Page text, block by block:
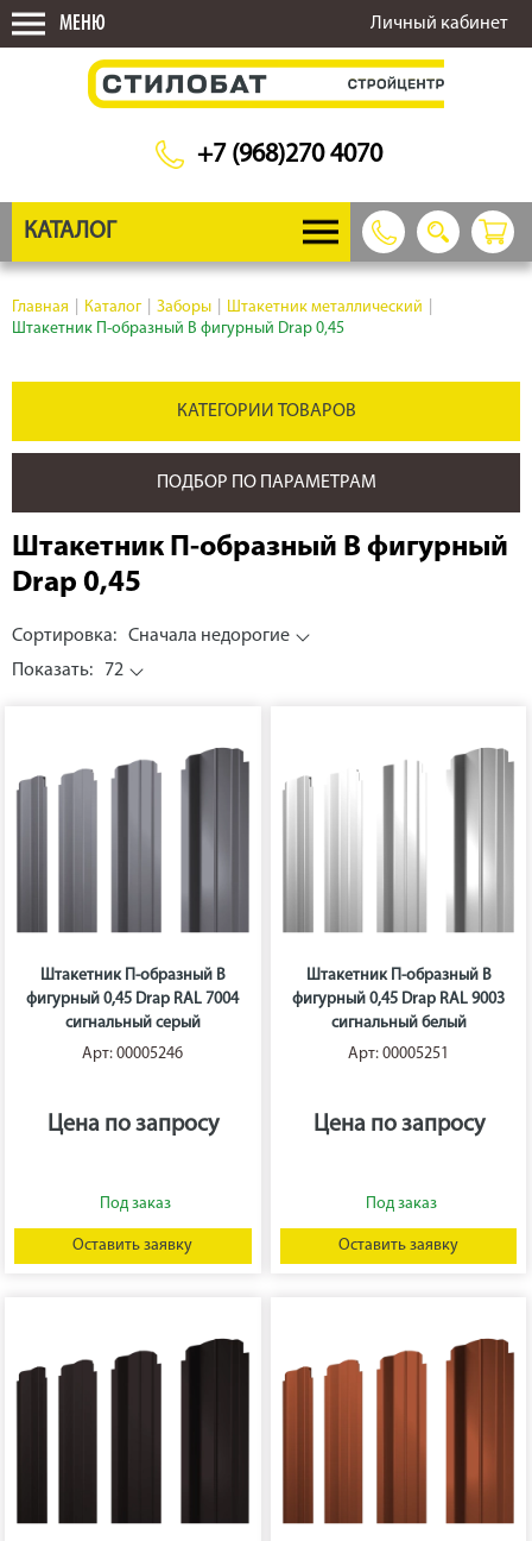
МЕНЮ Личный кабинет
+7 (968)270 4070
КАТАЛОГ
Главная Каталог Заборы Штакетник металлический
Штакетник П-образный B фигурный Drap 0,45
КАТЕГОРИИ ТОВАРОВ
Штакетник П-образный B фигурный
Drap 0,45
Сортировка:
Сначала недорогие
Показать:
72
Штакетник П-образный B
фигурный 0,45 Drap RAL 7004
сигнальный серый
Арт: 00005246
Цена по запросу
Оставить заявку
Штакетник П-образный B
фигурный 0,45 Drap RAL 9003
сигнальный белый
Арт: 00005251
Цена по запросу
Оставить заявку
ПОДБОР ПО ПАРАМЕТРАМ